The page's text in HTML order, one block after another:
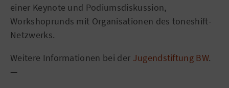
einer Keynote und Podiumsdiskussion,
Workshoprunds mit Organisationen des toneshift-
Netzwerks.
Weitere Informationen bei der Jugendstiftung BW.
—